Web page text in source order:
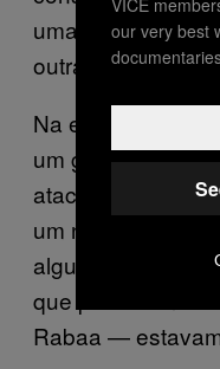
uma superfície
outra delegacia.
Na embaixada
um grupo da
atacou o
um necrotério
alguns de seus
que perderam a
Rabaa —
our very best